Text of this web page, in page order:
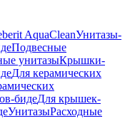
AquaCleanУнитазы-
Подвесные
унитазыКрышки-
Для керамических
бидеДля крышек-
УнитазыРасходные